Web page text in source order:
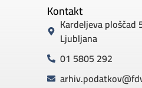
Kontakt
Kardeljeva ploščad
Ljubljana
01 5805 292